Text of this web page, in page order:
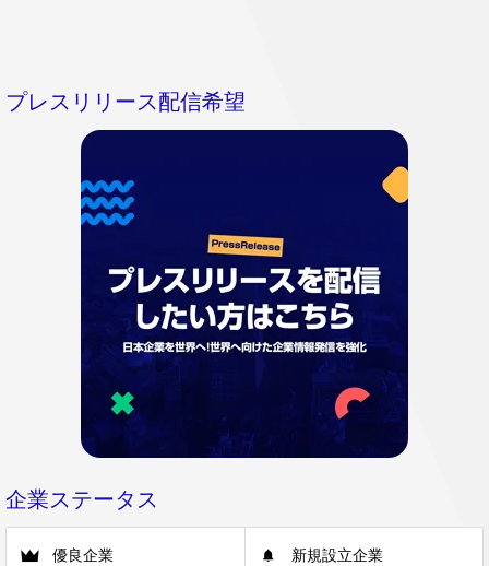
プレスリリース配信希望
企業ステータス
優良企業 新規設立企業